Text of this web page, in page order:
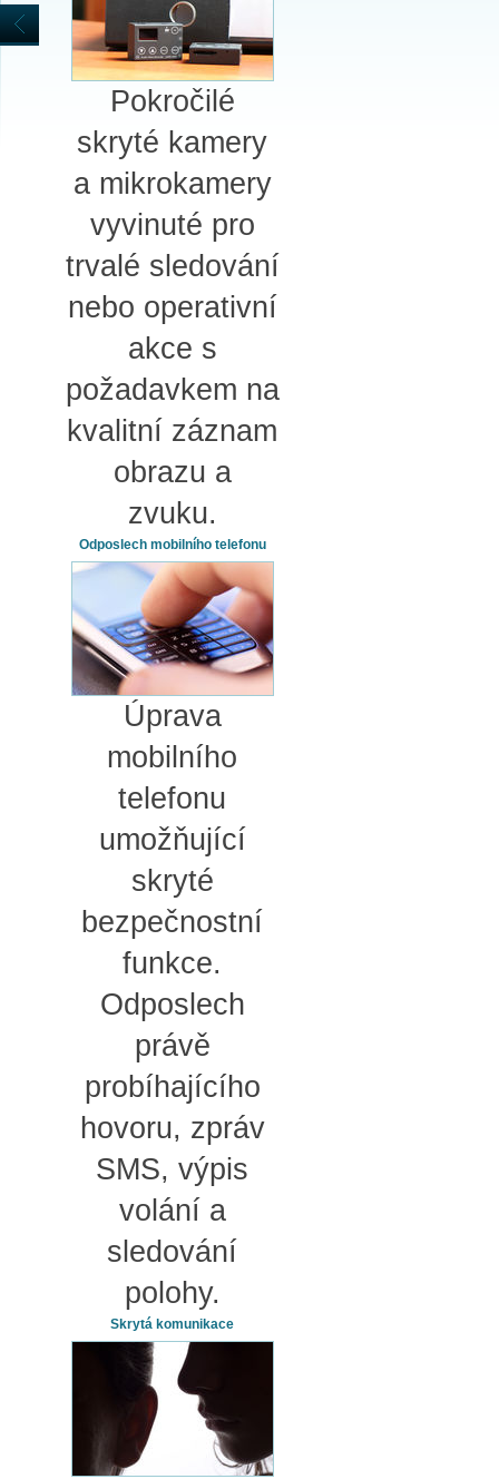
Pokročilé
skryté kamery
a mikrokamery
vyvinuté pro
trvalé sledování
nebo operativní
akce s
požadavkem na
kvalitní záznam
obrazu a
zvuku.
Odposlech mobilního telefonu
Úprava
mobilního
telefonu
umožňující
skryté
bezpečnostní
funkce.
Odposlech
právě
probíhajícího
hovoru, zpráv
SMS, výpis
volání a
sledování
polohy.
Skrytá komunikace